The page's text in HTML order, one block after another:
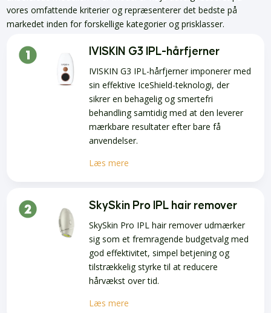
vores omfattende kriterier og repræsenterer det bedste på
markedet inden for forskellige kategorier og prisklasser.
IVISKIN G3 IPL-hårfjerner
IVISKIN G3 IPL-hårfjerner imponerer med
sin effektive IceShield-teknologi, der
sikrer en behagelig og smertefri
behandling samtidig med at den leverer
mærkbare resultater efter bare få
anvendelser.
Læs mere
SkySkin Pro IPL hair remover
SkySkin Pro IPL hair remover udmærker
sig som et fremragende budgetvalg med
god effektivitet, simpel betjening og
tilstrækkelig styrke til at reducere
hårvækst over tid.
Læs mere